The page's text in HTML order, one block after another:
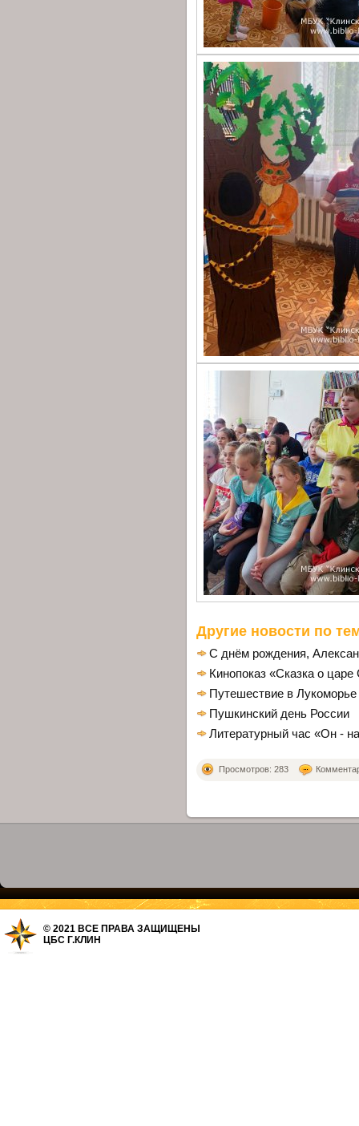
Другие новости по
С днём рождения,
Кинопоказ «Сказка о царе
Путешествие в Лукоморье
Пушкинский день России
Литературный час «Он -
Просмотров: 283
© 2021 ВСЕ ПРАВА ЗАЩИЩЕНЫ
ЦБС Г.КЛИН